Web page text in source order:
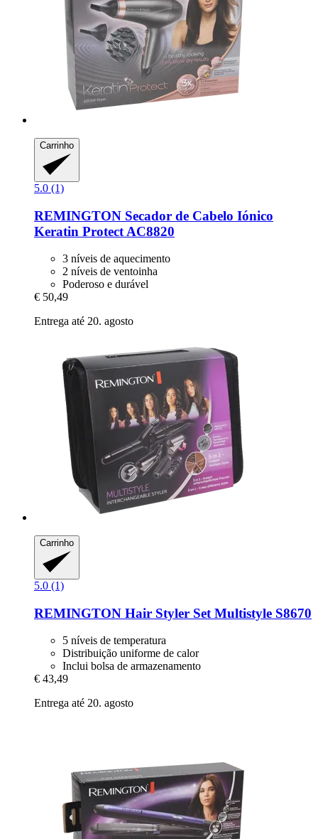
Carrinho
5.0 (1)
REMINGTON Secador de Cabelo Iónico
Keratin Protect AC8820
3 níveis de aquecimento
2 níveis de ventoinha
Poderoso e durável
€ 50,49
Entrega até 20. agosto
Carrinho
5.0 (1)
REMINGTON Hair Styler Set Multistyle S8670
5 níveis de temperatura
Distribuição uniforme de calor
Inclui bolsa de armazenamento
€ 43,49
Entrega até 20. agosto